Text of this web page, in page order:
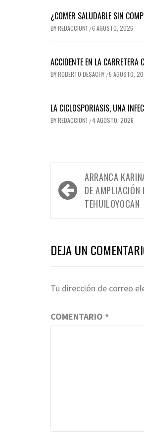
¿COMER SALUDABLE SIN
BYREDACCION1 /6 AGOSTO, 2026
ACCIDENTE EN LA
BYROBERTO DESACHY /5 AGOSTO,
LA CICLOSPORIASIS, UNA
BYREDACCION1 /4 AGOSTO, 2026
Navegación
de
entradas
ARRANCA
DE AMPLIACIÓN
TEHUILOYOCAN
DEJA UN
Tu dirección de correo
COMENTARIO *